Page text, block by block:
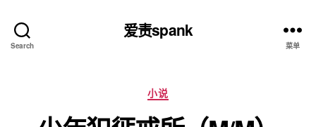
Search
爱责spank
菜单
分
类
小说